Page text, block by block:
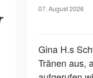
07. August 2026
Gina H.s
Tränen aus,